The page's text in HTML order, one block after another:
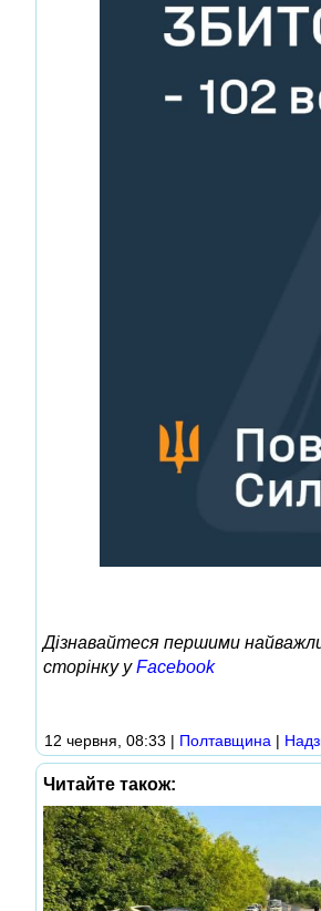
Дізнавайтеся першими
сторінку уFacebook
12 червня, 08:33 | Полтавщина |
Читайте також: